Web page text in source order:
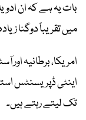
بات یہ ہے کہ ان
میں تقریباً دوگنا
امریکا، برطانیہ
اینٹی ڈپریسنٹس
تک لیتے رہتے ہیں۔